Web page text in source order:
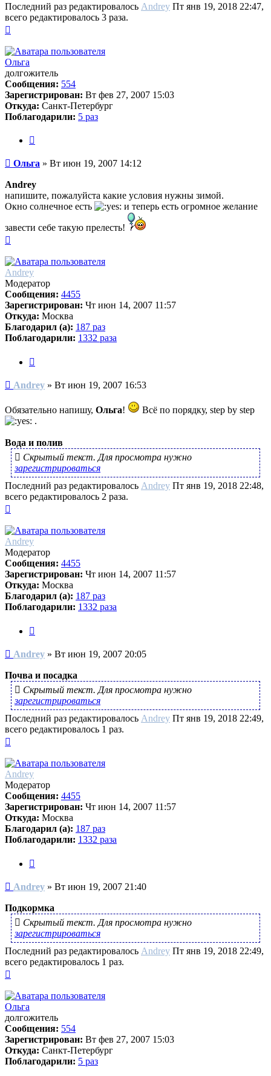
Последний раз редактировалось Andrey Пт янв 19, 2018 22:47,
всего редактировалось 3 раза.
началу
Ольга
долгожитель
Сообщения: 554
Зарегистрирован: Вт фев 27, 2007 15:03
Откуда: Санкт-Петербург
Поблагодарили: 5 раз
Сообщение
Ольга » Вт июн 19, 2007 14:12
Andrey
напишите, пожалуйста какие условия нужны зимой.
Окно солнечное есть
и теперь есть огромное желание
завести себе такую прелесть!
началу
Andrey
Модератор
Сообщения: 4455
Зарегистрирован: Чт июн 14, 2007 11:57
Откуда: Москва
Благодарил (а): 187 раз
Поблагодарили: 1332 раза
Сообщение
Andrey » Вт июн 19, 2007 16:53
Обязательно напишу, Ольга!
Всё по порядку, step by step
.
Вода и полив
Скрытый текст. Для просмотра нужно
зарегистрироваться
Последний раз редактировалось Andrey Пт янв 19, 2018 22:48,
всего редактировалось 2 раза.
началу
Andrey
Модератор
Сообщения: 4455
Зарегистрирован: Чт июн 14, 2007 11:57
Откуда: Москва
Благодарил (а): 187 раз
Поблагодарили: 1332 раза
Сообщение
Andrey » Вт июн 19, 2007 20:05
Почва и посадка
Скрытый текст. Для просмотра нужно
зарегистрироваться
Последний раз редактировалось Andrey Пт янв 19, 2018 22:49,
всего редактировалось 1 раз.
началу
Andrey
Модератор
Сообщения: 4455
Зарегистрирован: Чт июн 14, 2007 11:57
Откуда: Москва
Благодарил (а): 187 раз
Поблагодарили: 1332 раза
Сообщение
Andrey » Вт июн 19, 2007 21:40
Подкормка
Скрытый текст. Для просмотра нужно
зарегистрироваться
Последний раз редактировалось Andrey Пт янв 19, 2018 22:49,
всего редактировалось 1 раз.
началу
Ольга
долгожитель
Сообщения: 554
Зарегистрирован: Вт фев 27, 2007 15:03
Откуда: Санкт-Петербург
Поблагодарили: 5 раз